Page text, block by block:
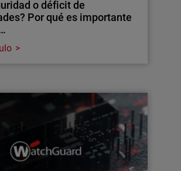
o déficit de
Por qué es importante